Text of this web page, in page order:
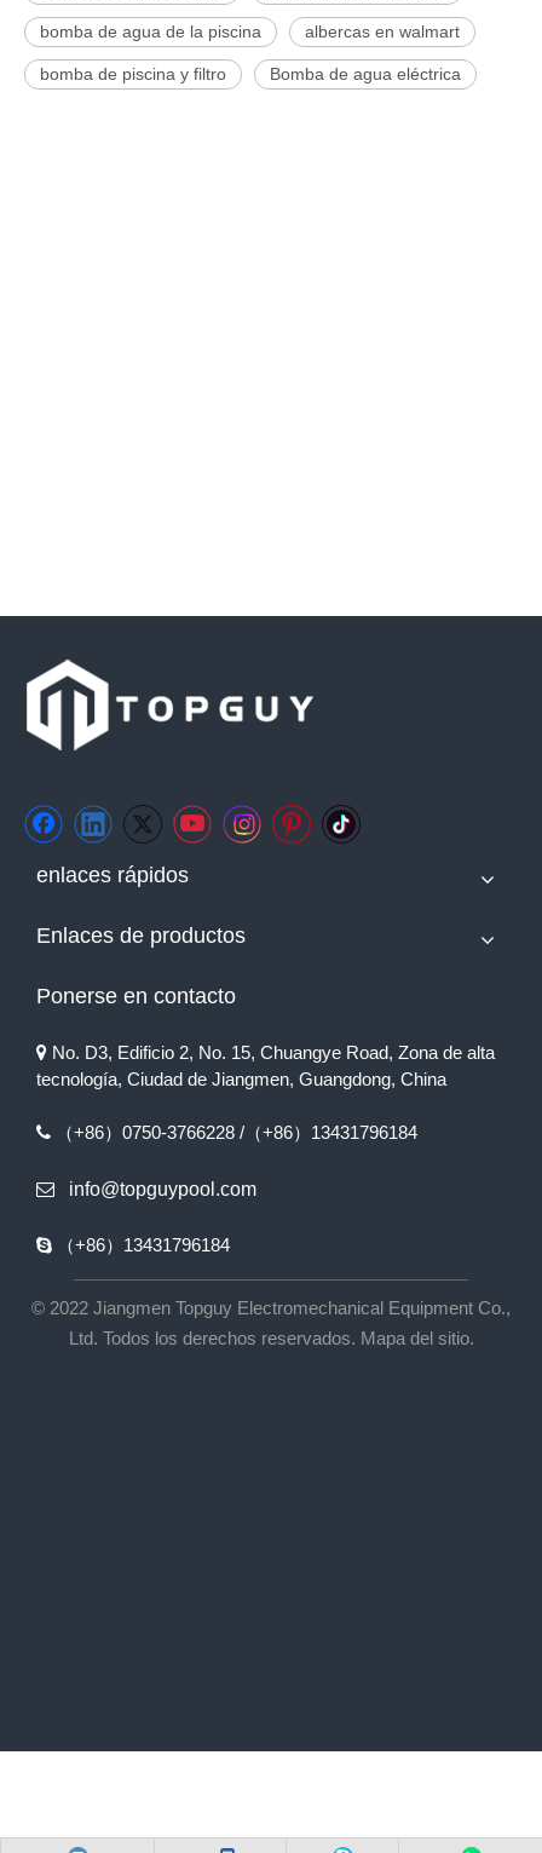
bomba de agua de la piscina albercas en walmart
bomba de piscina y filtro Bomba de agua eléctrica
enlaces rápidos
Enlaces de productos
Ponerse en contacto
 No. D3, Edificio 2, No. 15, Chuangye Road, Zona de alta
tecnología, Ciudad de Jiangmen, Guangdong, China
 （+86）0750-3766228 /（+86）13431796184
 info@topguypool.com
 （+86）13431796184
© 2022 Jiangmen Topguy Electromechanical Equipment Co.,
Ltd. Todos los derechos reservados. Mapa del sitio.